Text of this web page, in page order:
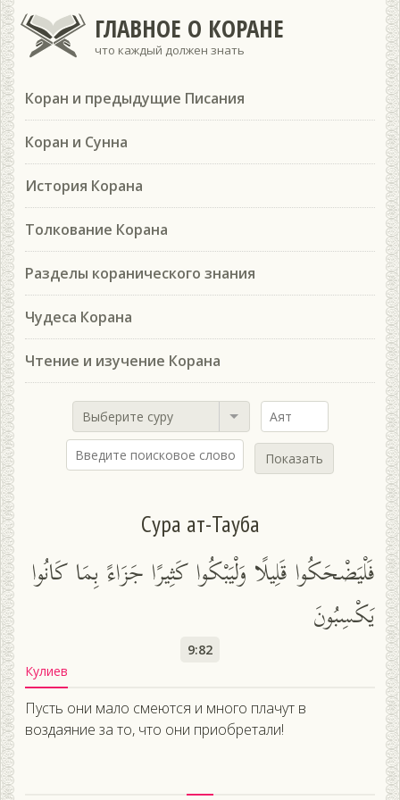
ГЛАВНОЕ О КОРАНЕ
что каждый должен знать
Коран и предыдущие Писания
Коран и Сунна
История Корана
Толкование Корана
Разделы коранического знания
Чудеса Корана
Чтение и изучение Корана
Выберите суру
Показать
Сура ат-Тауба
فَلْيَضْحَكُوا قَلِيلًا وَلْيَبْكُوا كَثِيرًا جَزَاءً بِمَا كَانُوا
يَكْسِبُونَ
9:82
Кулиев
Пусть они мало смеются и много плачут в
воздаяние за то, что они приобретали!